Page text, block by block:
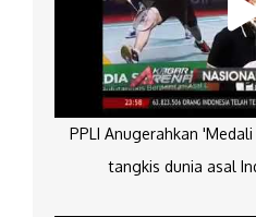
PPLI Anugerahkan
tangkis dunia asal